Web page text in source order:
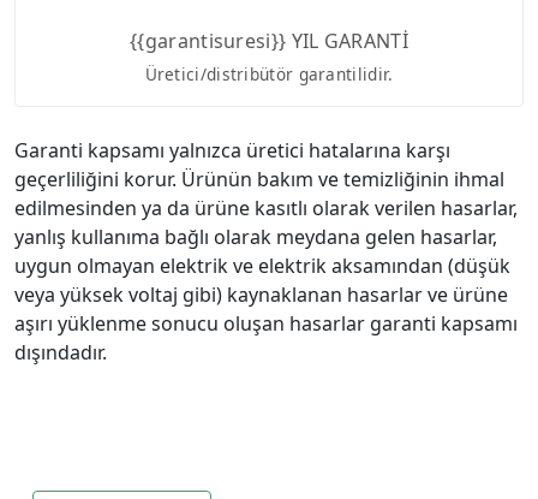
{{garantisuresi}} YIL GARANTİ
Üretici/distribütör garantilidir.
Garanti kapsamı yalnızca üretici hatalarına karşı
geçerliliğini korur. Ürünün bakım ve temizliğinin ihmal
edilmesinden ya da ürüne kasıtlı olarak verilen hasarlar,
yanlış kullanıma bağlı olarak meydana gelen hasarlar,
uygun olmayan elektrik ve elektrik aksamından (düşük
veya yüksek voltaj gibi) kaynaklanan hasarlar ve ürüne
aşırı yüklenme sonucu oluşan hasarlar garanti kapsamı
dışındadır.